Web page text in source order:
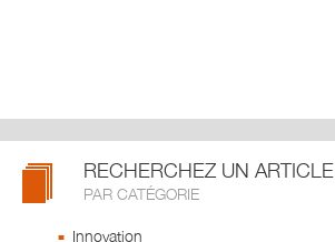
RECHERCHEZ UN ARTICLE
PAR CATÉGORIE
Innovation